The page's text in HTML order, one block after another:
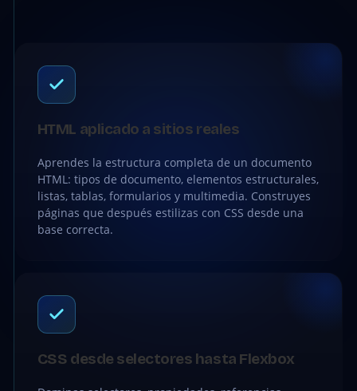
HTML aplicado a sitios reales
Aprendes la estructura completa de un documento
HTML: tipos de documento, elementos estructurales,
listas, tablas, formularios y multimedia. Construyes
páginas que después estilizas con CSS desde una
base correcta.
CSS desde selectores hasta Flexbox